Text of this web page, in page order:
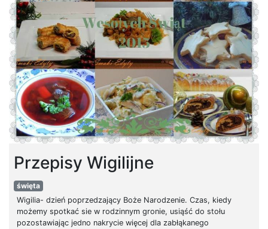
Przepisy Wigilijne
święta
Wigilia- dzień poprzedzający Boże Narodzenie. Czas, kiedy
możemy spotkać sie w rodzinnym gronie, usiąść do stołu
pozostawiając jedno nakrycie więcej dla zabłąkanego